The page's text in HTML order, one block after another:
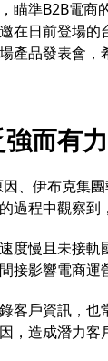
瞄準B2B電商
在日前登場的
產品發表會，
而有
因、伊布克集
過程中觀察到
度慢且未接
接影響電商運
客戶資訊，
，造成潛力客